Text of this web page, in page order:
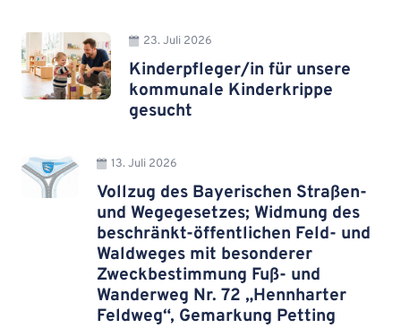
23. Juli 2026
Kinderpfleger/in für unsere
kommunale Kinderkrippe
gesucht
13. Juli 2026
Vollzug des Bayerischen Straßen-
und Wegegesetzes; Widmung des
beschränkt-öffentlichen Feld- und
Waldweges mit besonderer
Zweckbestimmung Fuß- und
Wanderweg Nr. 72 „Hennharter
Feldweg“, Gemarkung Petting